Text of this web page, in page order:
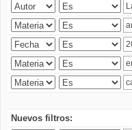
Nuevos filtros: